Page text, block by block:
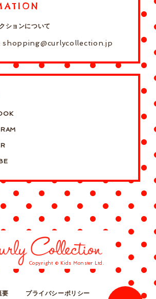
ションについて
shopping@curlycollection.jp
Copyright © Kids Monster Ltd.
要 プライバシーポリシー